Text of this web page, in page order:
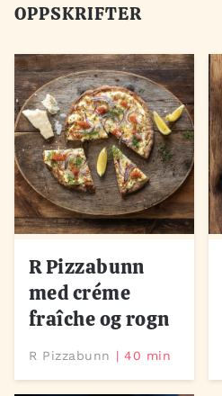
OPPSKRIFTER
R Pizzabunn
med créme
fraîche og rogn
R Pizzabunn 40 min